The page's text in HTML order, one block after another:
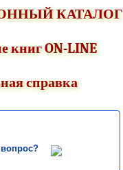
КАТАЛОГ
книг ON-LINE
справка
вопрос?